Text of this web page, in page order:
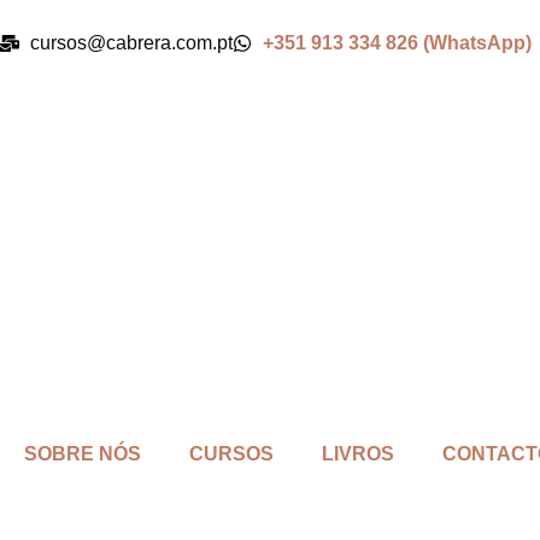
cursos@cabrera.com.pt +351 913 334 826 (WhatsApp)
SOBRE NÓS CURSOS LIVROS